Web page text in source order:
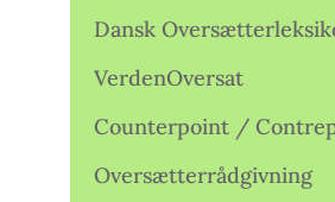
Dansk
VerdenOversat
Counterpoint /
Oversætterrådgivning